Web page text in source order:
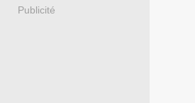
Publicité